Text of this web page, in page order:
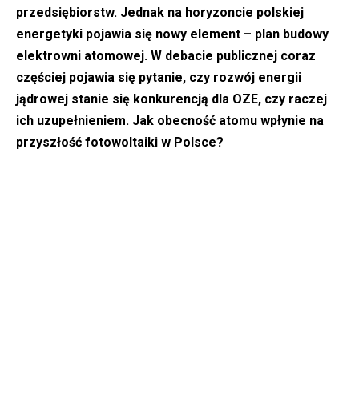
przedsiębiorstw. Jednak na horyzoncie polskiej
energetyki pojawia się nowy element – plan budowy
elektrowni atomowej. W debacie publicznej coraz
częściej pojawia się pytanie, czy rozwój energii
jądrowej stanie się konkurencją dla OZE, czy raczej
ich uzupełnieniem. Jak obecność atomu wpłynie na
przyszłość fotowoltaiki w Polsce?